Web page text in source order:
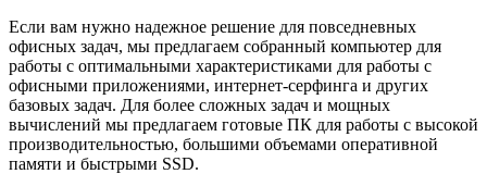
Если вам нужно надежное решение для повседневных
офисных задач, мы предлагаем собранный компьютер для
работы с оптимальными характеристиками для работы с
офисными приложениями, интернет-серфинга и других
базовых задач. Для более сложных задач и мощных
вычислений мы предлагаем готовые ПК для работы с высокой
производительностью, большими объемами оперативной
памяти и быстрыми SSD.